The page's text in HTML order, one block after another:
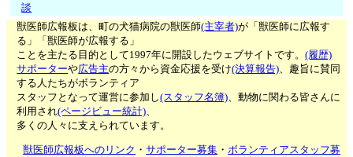
談
獣医師広報板は、町の犬猫病院の獣医師(主宰者)が「獣医師に広報す
る」「獣医師が広報する」
ことを主たる目的として1997年に開設したウェブサイトです。(履歴)
サポーターや広告主の方々から資金応援を受け(決算報告)、趣旨に賛同
する人たちがボランティア
スタッフとなって運営に参加し(スタッフ名簿)、動物に関わる皆さんに
利用され(ページビュー統計)、
多くの人々に支えられています。
獣医師広報板へのリンク ・サポーター募集 ・ボランティアスタッフ募